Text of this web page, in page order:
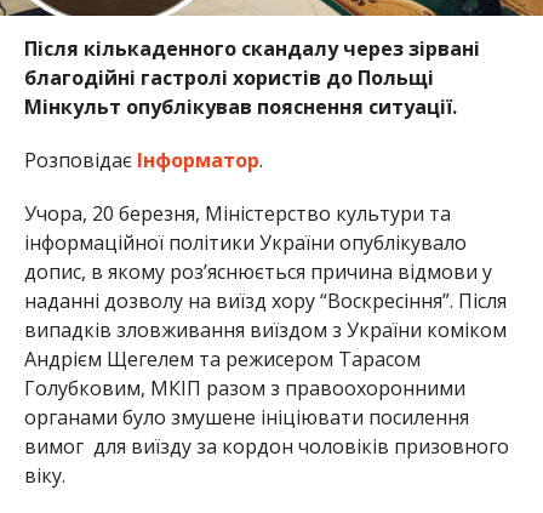
Після кількаденного скандалу через зірвані
благодійні гастролі хористів до Польщі
Мінкульт опублікував пояснення ситуації.
Розповідає Інформатор.
Учора, 20 березня, Міністерство культури та
інформаційної політики України опублікувало
допис, в якому роз’яснюється причина відмови у
наданні дозволу на виїзд хору “Воскресіння”. Після
випадків зловживання виїздом з України коміком
Андрієм Щегелем та режисером Тарасом
Голубковим, МКІП разом з правоохоронними
органами було змушене ініціювати посилення
вимог для виїзду за кордон чоловіків призовного
віку.